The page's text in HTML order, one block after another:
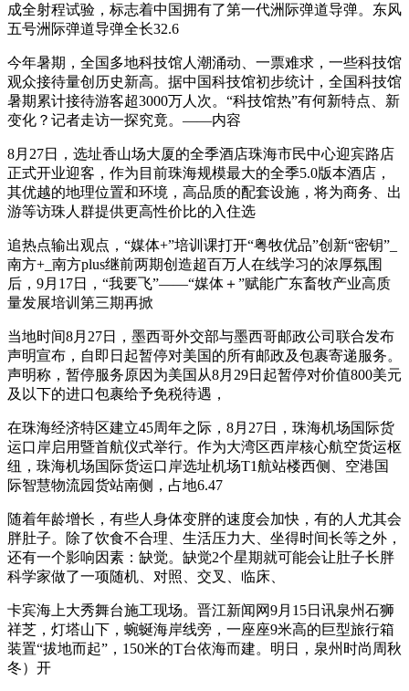
成全射程试验，标志着中国拥有了第一代洲际弹道导弹。东风
五号洲际弹道导弹全长32.6
今年暑期，全国多地科技馆人潮涌动、一票难求，一些科技馆
观众接待量创历史新高。据中国科技馆初步统计，全国科技馆
暑期累计接待游客超3000万人次。“科技馆热”有何新特点、新
变化？记者走访一探究竟。——内容
8月27日，选址香山场大厦的全季酒店珠海市民中心迎宾路店
正式开业迎客，作为目前珠海规模最大的全季5.0版本酒店，
其优越的地理位置和环境，高品质的配套设施，将为商务、出
游等访珠人群提供更高性价比的入住选
追热点输出观点，“媒体+”培训课打开“粤牧优品”创新“密钥”_
南方+_南方plus继前两期创造超百万人在线学习的浓厚氛围
后，9月17日，“我要飞”——“媒体＋”赋能广东畜牧产业高质
量发展培训第三期再掀
当地时间8月27日，墨西哥外交部与墨西哥邮政公司联合发布
声明宣布，自即日起暂停对美国的所有邮政及包裹寄递服务。
声明称，暂停服务原因为美国从8月29日起暂停对价值800美元
及以下的进口包裹给予免税待遇，
在珠海经济特区建立45周年之际，8月27日，珠海机场国际货
运口岸启用暨首航仪式举行。作为大湾区西岸核心航空货运枢
纽，珠海机场国际货运口岸选址机场T1航站楼西侧、空港国
际智慧物流园货站南侧，占地6.47
随着年龄增长，有些人身体变胖的速度会加快，有的人尤其会
胖肚子。除了饮食不合理、生活压力大、坐得时间长等之外，
还有一个影响因素：缺觉。缺觉2个星期就可能会让肚子长胖
科学家做了一项随机、对照、交叉、临床、
卡宾海上大秀舞台施工现场。晋江新闻网9月15日讯泉州石狮
祥芝，灯塔山下，蜿蜒海岸线旁，一座座9米高的巨型旅行箱
装置“拔地而起”，150米的T台依海而建。明日，泉州时尚周秋
冬）开